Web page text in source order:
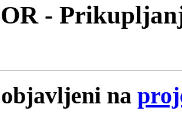
-
na